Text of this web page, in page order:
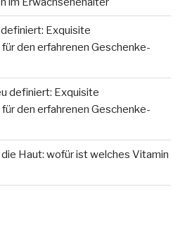
Exquisite
den erfahrenen Geschenke-
definiert: Exquisite
den erfahrenen Geschenke-
Haut: wofür ist welches Vitamin